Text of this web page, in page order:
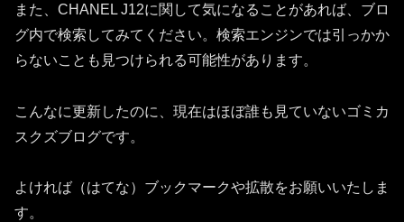
また、CHANEL J12に関して気になることがあれば、ブロ
グ内で検索してみてください。検索エンジンでは引っかか
らないことも見つけられる可能性があります。
こんなに更新したのに、現在はほぼ誰も見ていないゴミカ
スクズブログです。
よければ（はてな）ブックマークや拡散をお願いいたしま
す。